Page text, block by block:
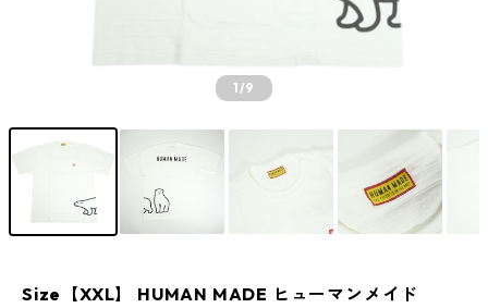
1/9
Size【XXL】 HUMAN MADE ヒューマンメイド